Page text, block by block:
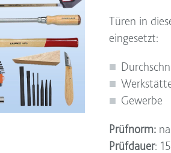
Türen in
eingesetzt:
Gewerbe
Prüfnorm:
Prüfdauer: